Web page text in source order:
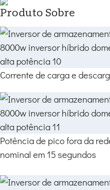
Produto Sobre
Corrente de carga e
Potência de pico fora da
nominal em 15 segundos